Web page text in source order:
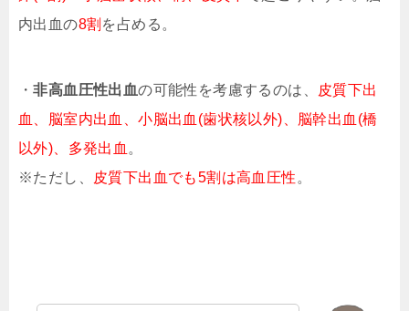
内出血の8割 を占める。
・非高血圧性出血の可能性を考慮するのは、
皮質下出
血、脳室内出血、小脳出血(歯状核以外)、脳幹出血(橋
以外)、多発出血 。
※ただし、
皮質下出血でも5割は高血圧性 。